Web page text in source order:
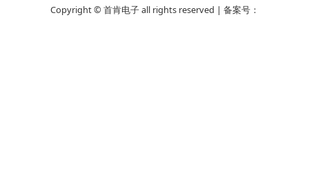
Copyright © 首肯电子 all rights reserved | 备案号：